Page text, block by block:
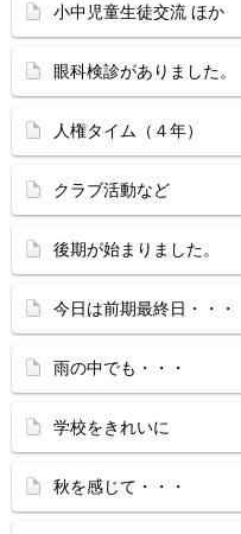
小中児童生徒交流 ほか
眼科検診がありました。
人権タイム（４年）
クラブ活動など
後期が始まりました。
今日は前期最終日・・・
雨の中でも・・・
学校をきれいに
秋を感じて・・・